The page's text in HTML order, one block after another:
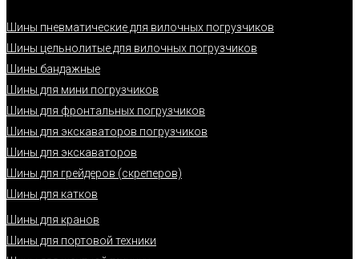
Шины пневматические для вилочных погрузчиков
Шины цельнолитые для вилочных погрузчиков
Шины бандажные
Шины для мини погрузчиков
Шины для фронтальных погрузчиков
Шины для экскаваторов погрузчиков
Шины для экскаваторов
Шины для грейдеров (скреперов)
Шины для катков
Шины для кранов
Шины для портовой техники